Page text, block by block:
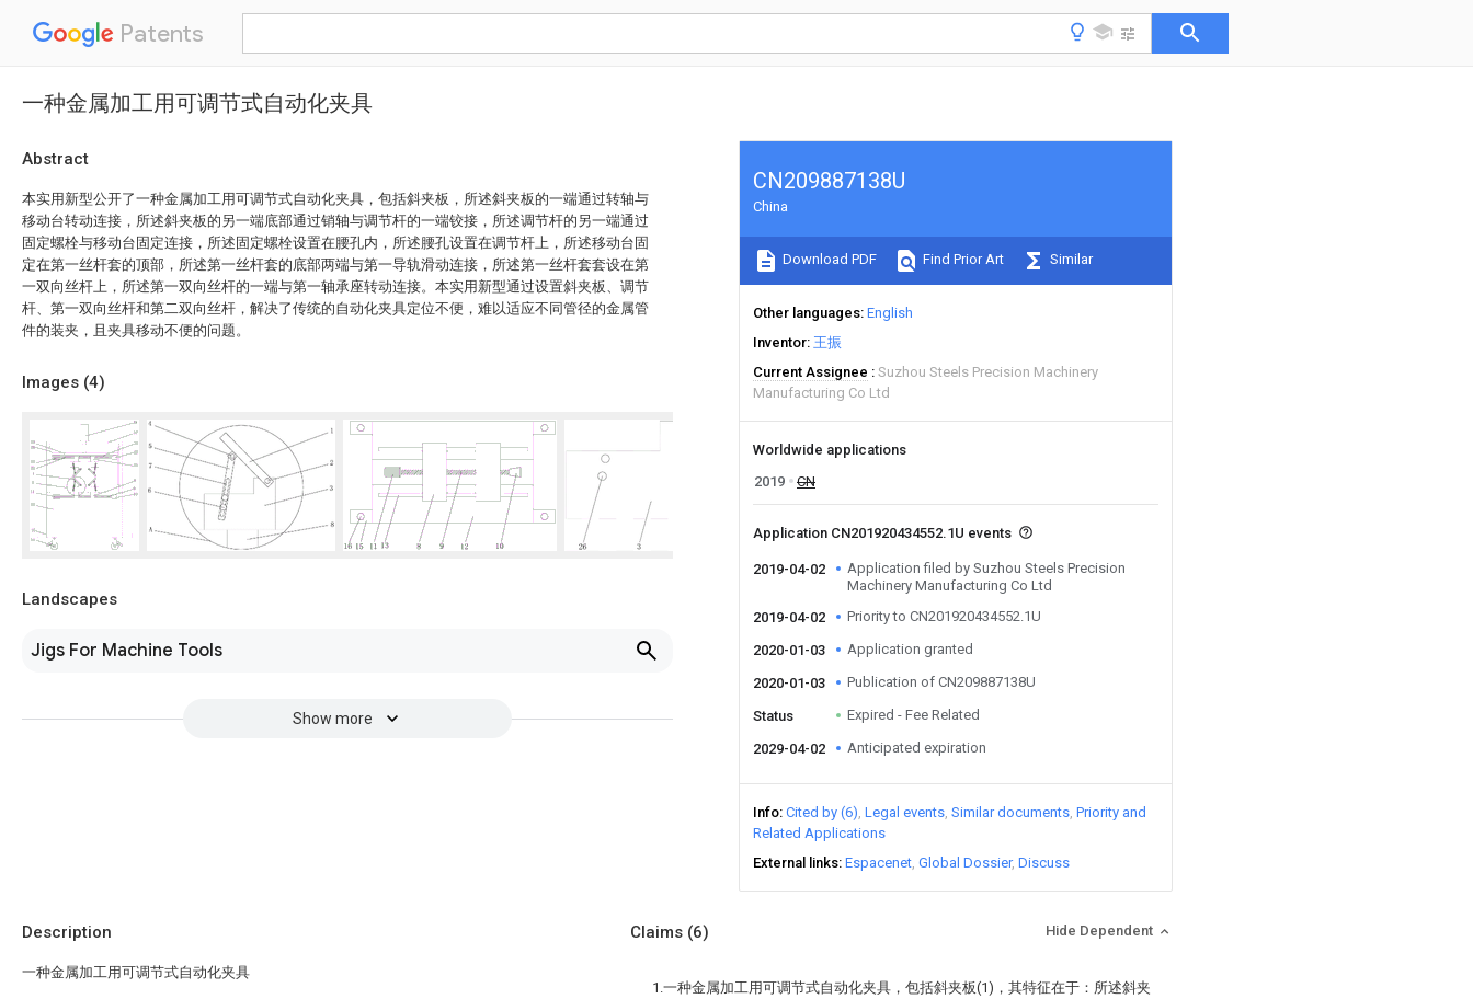
Patents
一种金属加工用可调节式自动化夹具
Abstract
本实用新型公开了一种金属加工用可调节式自动化夹具，包括斜夹板，所述斜夹板的一端通过转轴与
移动台转动连接，所述斜夹板的另一端底部通过销轴与调节杆的一端铰接，所述调节杆的另一端通过
固定螺栓与移动台固定连接，所述固定螺栓设置在腰孔内，所述腰孔设置在调节杆上，所述移动台固
定在第一丝杆套的顶部，所述第一丝杆套的底部两端与第一导轨滑动连接，所述第一丝杆套套设在第
一双向丝杆上，所述第一双向丝杆的一端与第一轴承座转动连接。本实用新型通过设置斜夹板、调节
杆、第一双向丝杆和第二双向丝杆，解决了传统的自动化夹具定位不便，难以适应不同管径的金属管
件的装夹，且夹具移动不便的问题。
Images (4)
Landscapes
Jigs For Machine Tools
Show more
CN209887138U
China
Download PDF Find Prior Art Similar
Other languages English
Inventor 王振
Current Assignee
Suzhou Steels Precision Machinery
Manufacturing Co Ltd
Worldwide applications
2019
CN
Application CN201920434552.1U events
2019-04-02
Application filed by Suzhou Steels Precision
Machinery Manufacturing Co Ltd
2019-04-02
Priority to CN201920434552.1U
2020-01-03 Application granted
2020-01-03 Publication of CN209887138U
Status Expired - Fee Related
2029-04-02 Anticipated expiration
Info Cited by (6) Legal events Similar documents Priority and
Related Applications
External links Espacenet Global Dossier Discuss
Description
一种金属加工用可调节式自动化夹具
Claims (6) Hide Dependent
1.一种金属加工用可调节式自动化夹具，包括斜夹板(1)，其特征在于：所述斜夹